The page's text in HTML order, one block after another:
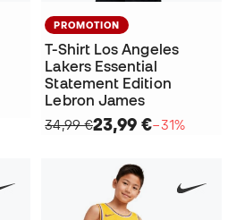
PROMOTION
T-Shirt Los Angeles
Lakers Essential
Statement Edition
Lebron James
34,99 €23,99 €−31%